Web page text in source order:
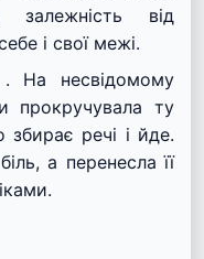
від
і свої межі.
. На несвідомому
прокручувала ту
збирає речі і йде.
а перенесла її